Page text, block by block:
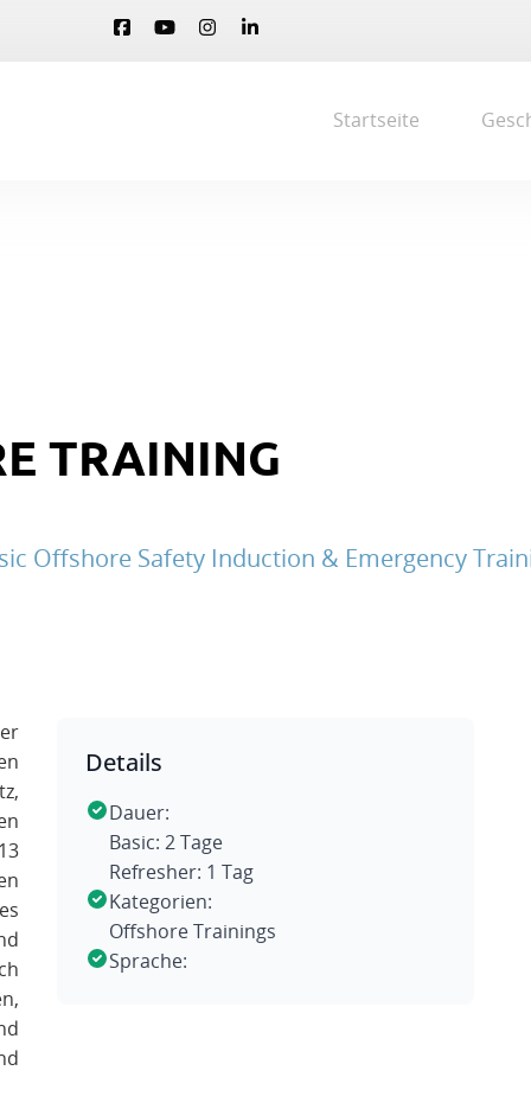
Startseite
TRAINING
Offshore Safety Induction & Emergency
Details
Dauer:
Basic: 2 Tage
Refresher: 1 Tag
Kategorien:
Offshore Trainings
Sprache: